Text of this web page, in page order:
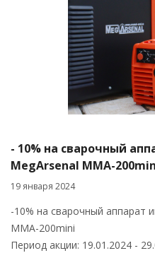
- 10% на сварочный
MegArsenal MMA-
19 января 2024
-10% на сварочный аппарат
MMA-200mini
Период акции: 19.01.2024 -